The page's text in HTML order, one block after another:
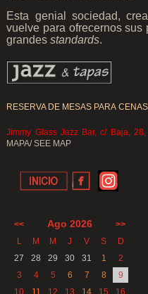
Esta genial sociedad,
vuelve para ofrecernos
grandesstandards.
RESERVA DE MESAS PARA CENAS
Jimmy Glass Jazz Bar, c/ Baja,
MAPA/ SEE MAP
<< Ago 2026
>>
L
M M J V S
D
27
28 29 30 31 1
2
3
4 5 6 7 8
9